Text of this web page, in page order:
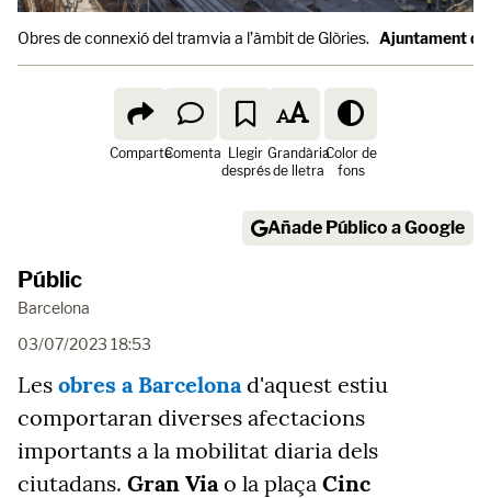
Obres de connexió del tramvia a l’àmbit de Glòries. Ajuntament de
ComparteComenta Llegir
després
Grandària
de lletra
Color de
fons
Añade Público a Google
Públic
Barcelona
03/07/2023 18:53
Les obres a Barcelonad'aquest estiu
comportaran diverses afectacions
importants a la mobilitat diaria dels
ciutadans. Gran Viao la plaça Cinc